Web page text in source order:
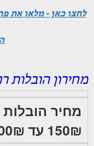
לחצו כאן - מלאו את
מחירון הובלות
מחיר
150₪ עד 800₪